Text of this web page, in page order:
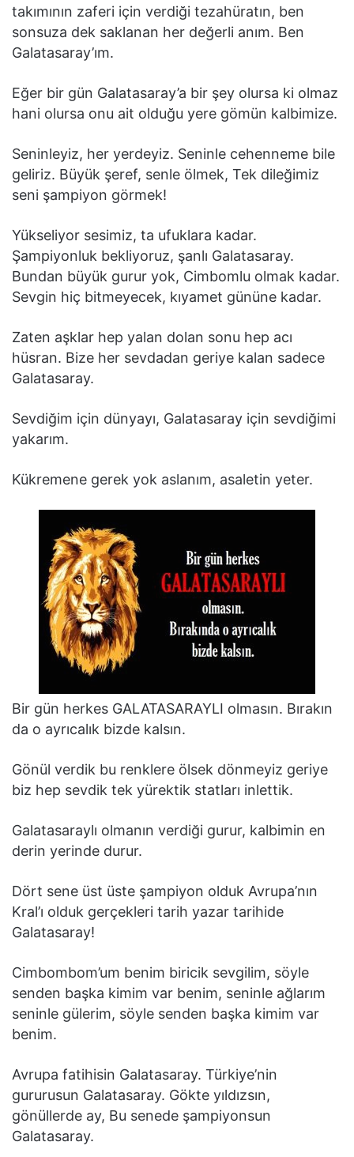
takımının zaferi için verdiği tezahüratın, ben
sonsuza dek saklanan her değerli anım. Ben
Galatasaray’ım.
Eğer bir gün Galatasaray’a bir şey olursa ki olmaz
hani olursa onu ait olduğu yere gömün kalbimize.
Seninleyiz, her yerdeyiz. Seninle cehenneme bile
geliriz. Büyük şeref, senle ölmek, Tek dileğimiz
seni şampiyon görmek!
Yükseliyor sesimiz, ta ufuklara kadar.
Şampiyonluk bekliyoruz, şanlı Galatasaray.
Bundan büyük gurur yok, Cimbomlu olmak kadar.
Sevgin hiç bitmeyecek, kıyamet gününe kadar.
Zaten aşklar hep yalan dolan sonu hep acı
hüsran. Bize her sevdadan geriye kalan sadece
Galatasaray.
Sevdiğim için dünyayı, Galatasaray için sevdiğimi
yakarım.
Kükremene gerek yok aslanım, asaletin yeter.
Bir gün herkes GALATASARAYLI olmasın. Bırakın
da o ayrıcalık bizde kalsın.
Gönül verdik bu renklere ölsek dönmeyiz geriye
biz hep sevdik tek yürektik statları inlettik.
Galatasaraylı olmanın verdiği gurur, kalbimin en
derin yerinde durur.
Dört sene üst üste şampiyon olduk Avrupa’nın
Kral’ı olduk gerçekleri tarih yazar tarihide
Galatasaray!
Cimbombom’um benim biricik sevgilim, söyle
senden başka kimim var benim, seninle ağlarım
seninle gülerim, söyle senden başka kimim var
benim.
Avrupa fatihisin Galatasaray. Türkiye’nin
gururusun Galatasaray. Gökte yıldızsın,
gönüllerde ay, Bu senede şampiyonsun
Galatasaray.